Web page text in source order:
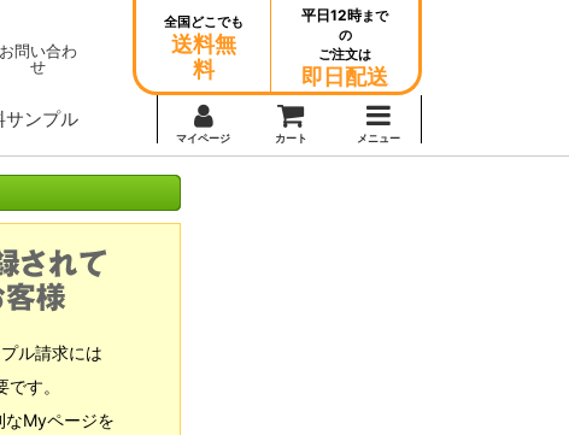
お問い合わ
せ
全国どこでも
送料無
料
平日12時まで
の
ご注文は
即日配送
サンプル
マイページ カート メニュー
ル請求には
す。
なMyページを